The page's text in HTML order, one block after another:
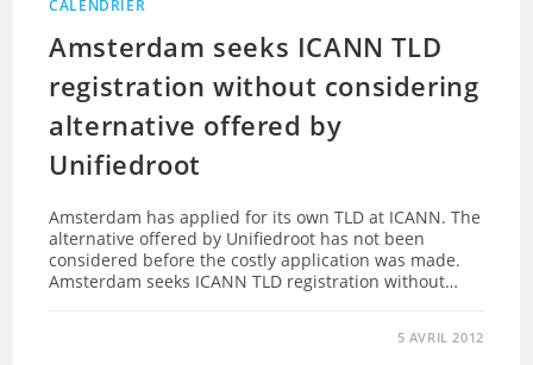
CALENDRIER
Amsterdam seeks ICANN TLD
registration without considering
alternative offered by
Unifiedroot
Amsterdam has applied for its own TLD at ICANN. The
alternative offered by Unifiedroot has not been
considered before the costly application was made.
Amsterdam seeks ICANN TLD registration without…
5 AVRIL 2012